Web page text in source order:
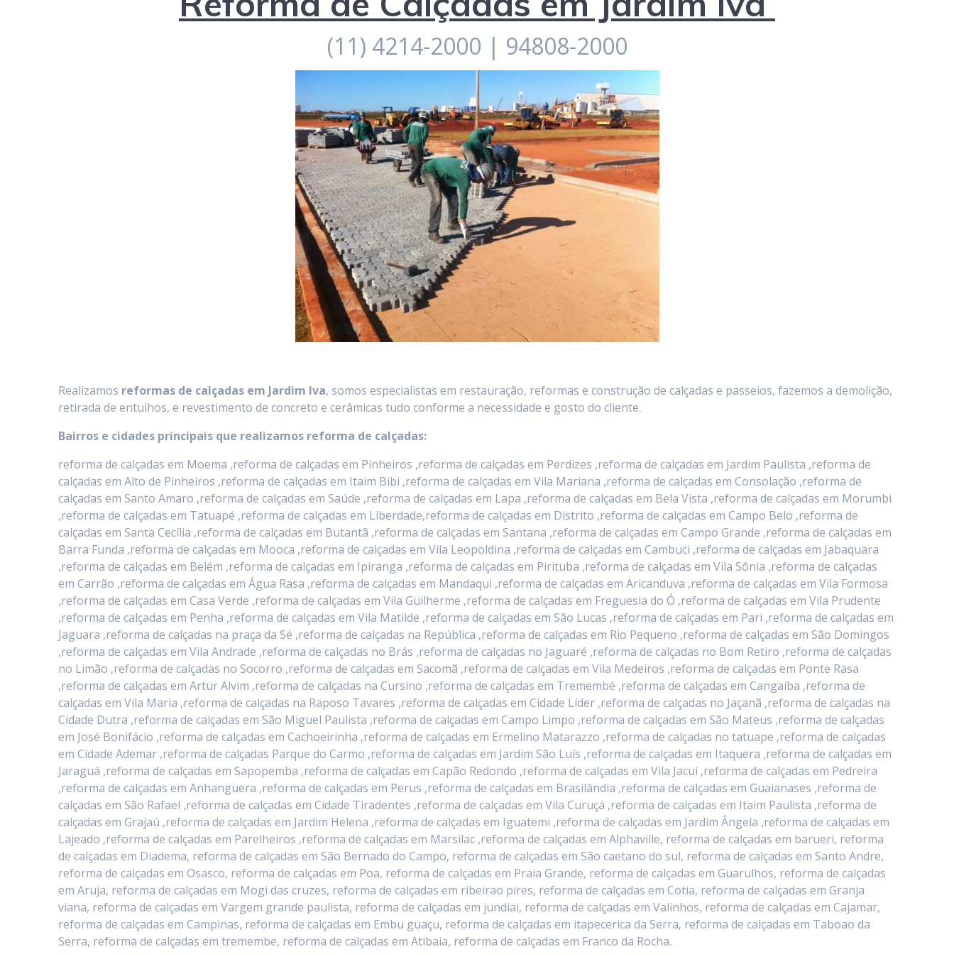
(11) 4214-2000 | 94808-2000
Realizamos reformas de calçadas em Jardim Iva, somos especialistas em restauração, reformas e construção de calçadas e passeios, fazemos a demolição,
retirada de entulhos, e revestimento de concreto e cerâmicas tudo conforme a necessidade e gosto do cliente.
Bairros e cidades principais que realizamos reforma de calçadas:
reforma de calçadas em Moema ,reforma de calçadas em Pinheiros ,reforma de calçadas em Perdizes ,reforma de calçadas em Jardim Paulista ,reforma de
calçadas em Alto de Pinheiros ,reforma de calçadas em Itaim Bibi ,reforma de calçadas em Vila Mariana ,reforma de calçadas em Consolação ,reforma de
calçadas em Santo Amaro ,reforma de calçadas em Saúde ,reforma de calçadas em Lapa ,reforma de calçadas em Bela Vista ,reforma de calçadas em Morumbi
,reforma de calçadas em Tatuapé ,reforma de calçadas em Liberdade,reforma de calçadas em Distrito ,reforma de calçadas em Campo Belo ,reforma de
calçadas em Santa Cecília ,reforma de calçadas em Butantã ,reforma de calçadas em Santana ,reforma de calçadas em Campo Grande ,reforma de calçadas em
Barra Funda ,reforma de calçadas em Mooca ,reforma de calçadas em Vila Leopoldina ,reforma de calçadas em Cambuci ,reforma de calçadas em Jabaquara
,reforma de calçadas em Belém ,reforma de calçadas em Ipiranga ,reforma de calçadas em Pirituba ,reforma de calçadas em Vila Sônia ,reforma de calçadas
em Carrão ,reforma de calçadas em Água Rasa ,reforma de calçadas em Mandaqui ,reforma de calçadas em Aricanduva ,reforma de calçadas em Vila Formosa
,reforma de calçadas em Casa Verde ,reforma de calçadas em Vila Guilherme ,reforma de calçadas em Freguesia do Ó ,reforma de calçadas em Vila Prudente
,reforma de calçadas em Penha ,reforma de calçadas em Vila Matilde ,reforma de calçadas em São Lucas ,reforma de calçadas em Pari ,reforma de calçadas em
Jaguara ,reforma de calçadas na praça da Sé ,reforma de calçadas na República ,reforma de calçadas em Rio Pequeno ,reforma de calçadas em São Domingos
,reforma de calçadas em Vila Andrade ,reforma de calçadas no Brás ,reforma de calçadas no Jaguaré ,reforma de calçadas no Bom Retiro ,reforma de calçadas
no Limão ,reforma de calçadas no Socorro ,reforma de calçadas em Sacomã ,reforma de calçadas em Vila Medeiros ,reforma de calçadas em Ponte Rasa
,reforma de calçadas em Artur Alvim ,reforma de calçadas na Cursino ,reforma de calçadas em Tremembé ,reforma de calçadas em Cangaíba ,reforma de
calçadas em Vila Maria ,reforma de calçadas na Raposo Tavares ,reforma de calçadas em Cidade Líder ,reforma de calçadas no Jaçanã ,reforma de calçadas na
Cidade Dutra ,reforma de calçadas em São Miguel Paulista ,reforma de calçadas em Campo Limpo ,reforma de calçadas em São Mateus ,reforma de calçadas
em José Bonifácio ,reforma de calçadas em Cachoeirinha ,reforma de calçadas em Ermelino Matarazzo ,reforma de calçadas no tatuape ,reforma de calçadas
em Cidade Ademar ,reforma de calçadas Parque do Carmo ,reforma de calçadas em Jardim São Luís ,reforma de calçadas em Itaquera ,reforma de calçadas em
Jaraguá ,reforma de calçadas em Sapopemba ,reforma de calçadas em Capão Redondo ,reforma de calçadas em Vila Jacuí ,reforma de calçadas em Pedreira
,reforma de calçadas em Anhangüera ,reforma de calçadas em Perus ,reforma de calçadas em Brasilândia ,reforma de calçadas em Guaianases ,reforma de
calçadas em São Rafael ,reforma de calçadas em Cidade Tiradentes ,reforma de calçadas em Vila Curuçá ,reforma de calçadas em Itaim Paulista ,reforma de
calçadas em Grajaú ,reforma de calçadas em Jardim Helena ,reforma de calçadas em Iguatemi ,reforma de calçadas em Jardim Ângela ,reforma de calçadas em
Lajeado ,reforma de calçadas em Parelheiros ,reforma de calçadas em Marsilac ,reforma de calçadas em Alphaville, reforma de calçadas em barueri, reforma
de calçadas em Diadema, reforma de calçadas em São Bernado do Campo, reforma de calçadas em São caetano do sul, reforma de calçadas em Santo Andre,
reforma de calçadas em Osasco, reforma de calçadas em Poa, reforma de calçadas em Praia Grande, reforma de calçadas em Guarulhos, reforma de calçadas
em Aruja, reforma de calçadas em Mogi das cruzes, reforma de calçadas em ribeirao pires, reforma de calçadas em Cotia, reforma de calçadas em Granja
viana, reforma de calçadas em Vargem grande paulista, reforma de calçadas em jundiai, reforma de calçadas em Valinhos, reforma de calçadas em Cajamar,
reforma de calçadas em Campinas, reforma de calçadas em Embu guaçu, reforma de calçadas em itapecerica da Serra, reforma de calçadas em Taboao da
Serra, reforma de calçadas em tremembe, reforma de calçadas em Atibaia, reforma de calçadas em Franco da Rocha.